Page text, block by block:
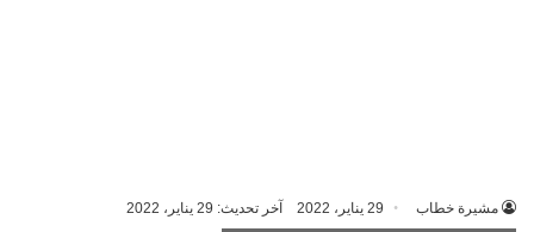
مشيرة خطاب 29 يناير، 2022 آخر تحديث: 29 يناير، 2022